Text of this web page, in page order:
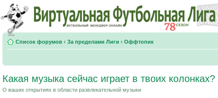
Список форумов ‹ За пределами Лиги ‹ Оффтопик
Какая музыка сейчас играет в твоих колонках?
О ваших открытиях в области развлекательной музыки